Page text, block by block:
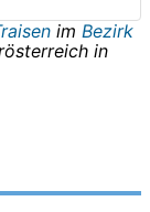
im Bezirk
in